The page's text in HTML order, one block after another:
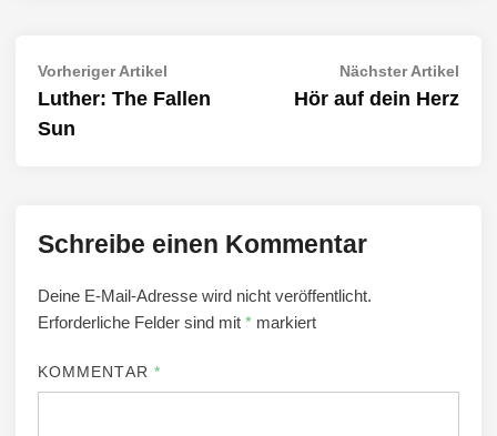
Beitragsnavigation
Vorheriger Artikel
Artikel:
Luther: The Fallen
Sun
Nächster Artikel
Hör auf dein Herz
Schreibe einen Kommentar
Deine E-Mail-Adresse wird nicht veröffentlicht.
Erforderliche Felder sind mit * markiert
KOMMENTAR *